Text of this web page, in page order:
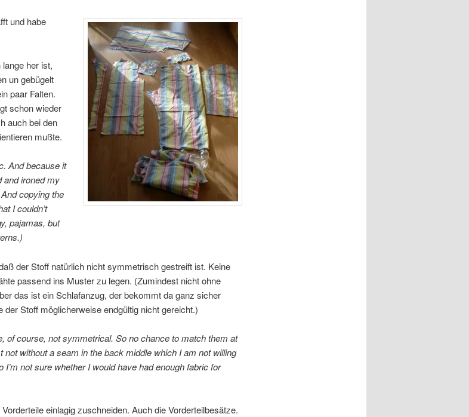
und habe
her ist,
un gebügelt
paar Falten.
schon wieder
auch bei den
mußte.
And because it
and ironed my
copying the
I couldn’t
pajamas, but
der Stoff natürlich nicht symmetrisch gestreift ist. Keine
passend ins Muster zu legen. (Zumindest nicht ohne
das ist ein Schlafanzug, der bekommt da ganz sicher
der Stoff möglicherweise endgültig nicht gereicht.)
of course, not symmetrical. So no chance to match them at
not without a seam in the back middle which I am not willing
not sure whether I would have had enough fabric for
einlagig zuschneiden. Auch die Vorderteilbesätze.